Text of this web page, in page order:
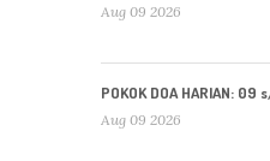
Aug 09 2026
POKOK DOA HARIAN:
Aug 09 2026